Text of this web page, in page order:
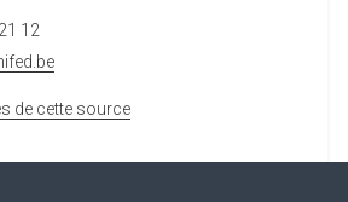
12
de cette source